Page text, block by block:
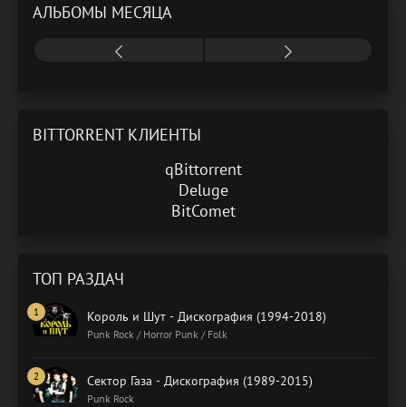
АЛЬБОМЫ МЕСЯЦА
BITTORRENT КЛИЕНТЫ
qBittorrent
Deluge
BitComet
ТОП РАЗДАЧ
Король и Шут - Дискография (1994-2018)
Punk Rock / Horror Punk / Folk
Сектор Газа - Дискография (1989-2015)
Punk Rock